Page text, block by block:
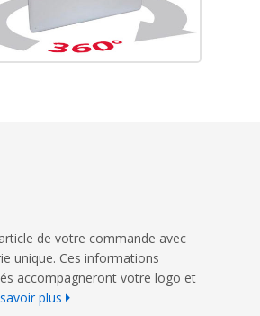
de votre commande avec
unique. Ces informations
accompagneront votre logo et
plus